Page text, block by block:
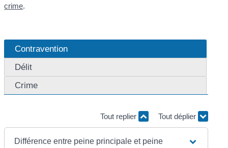
crime.
Contravention
Délit
Crime
Tout replier Tout déplier
Différence entre peine principale et peine